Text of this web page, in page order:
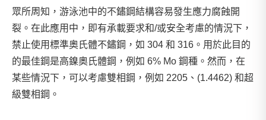
眾所周知，游泳池中的不鏽鋼結構容易發生應力腐蝕開
裂。在此應用中，即有承載要求和/或安全考慮的情況下，
禁止使用標準奧氏體不鏽鋼，如 304 和 316。用於此目的
的最佳鋼是高鎳奧氏體鋼，例如 6% Mo 鋼種。然而，在
某些情況下，可以考慮雙相鋼，例如 2205、(1.4462) 和超
級雙相鋼。